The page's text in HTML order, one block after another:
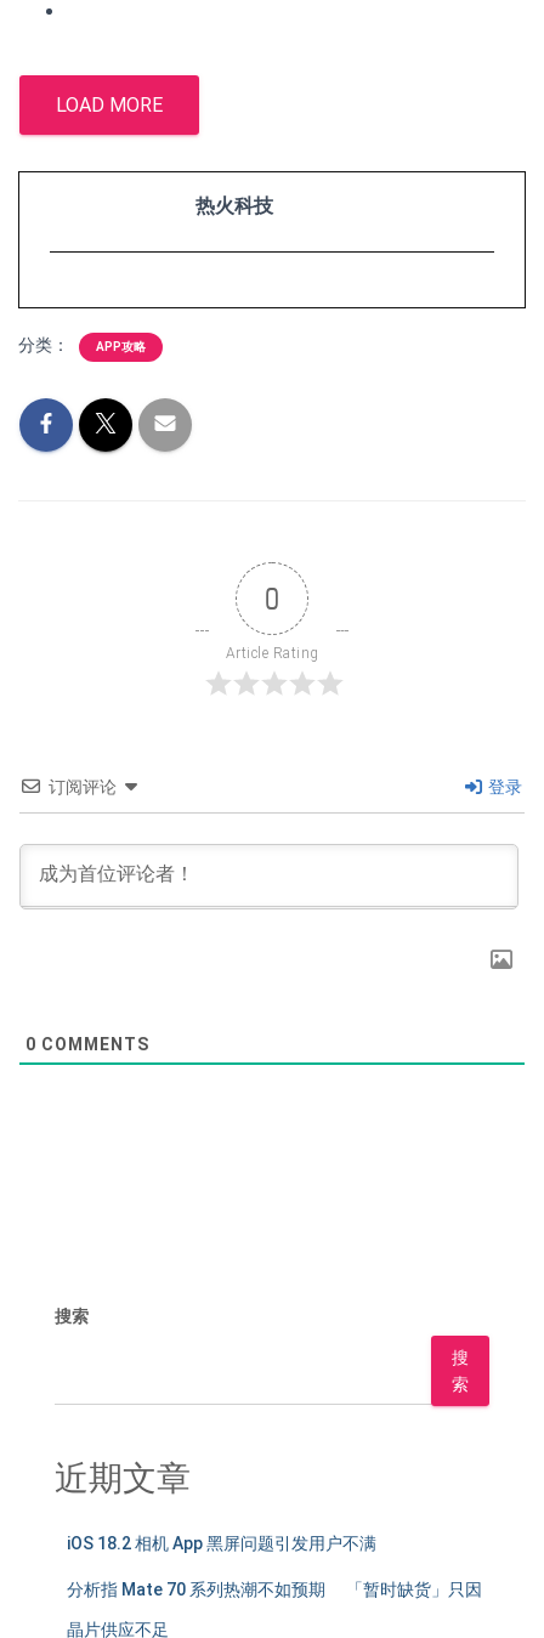
LOAD MORE
热火科技
分类： APP攻略
0
Article Rating
订阅评论 登录
0 COMMENTS
搜索
搜
索
近期文章
iOS 18.2 相机 App 黑屏问题引发用户不满
分析指 Mate 70 系列热潮不如预期 「暂时缺货」只因
晶片供应不足